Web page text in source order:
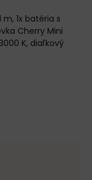
m, 1x batéria s
Cherry Mini
K, diaľkový